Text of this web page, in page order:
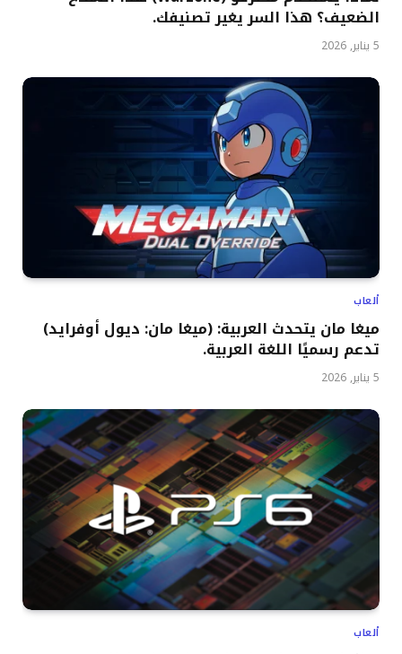
الضعيف؟ هذا السر يغير تصنيفك.
5 يناير, 2026
ألعاب
ميغا مان يتحدث العربية: (ميغا مان: ديول أوفرايد)
تدعم رسميًا اللغة العربية.
5 يناير, 2026
ألعاب